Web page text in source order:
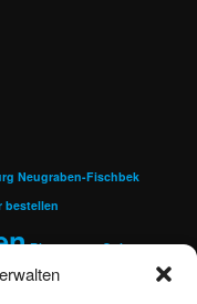
Neugraben-Fischbek
bestellen
Rissen sexy Stripper
bestellen